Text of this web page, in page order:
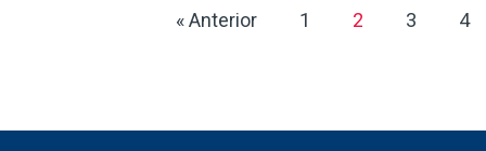
« Anterior 1 2 3 4